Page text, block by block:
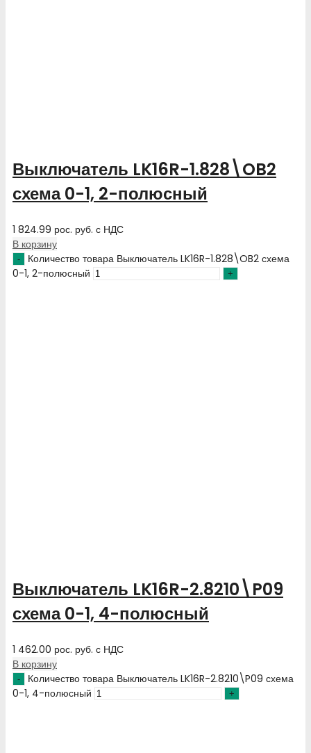
Выключатель LK16R-1.828\OB2
схема 0-1, 2-полюсный
1 824.99 рос. руб. с НДС
В корзину
Количество товара Выключатель LK16R-1.828\OB2 схема
0-1, 2-полюсный
Выключатель LK16R-2.8210\P09
схема 0-1, 4-полюсный
1 462.00 рос. руб. с НДС
В корзину
Количество товара Выключатель LK16R-2.8210\P09 схема
0-1, 4-полюсный